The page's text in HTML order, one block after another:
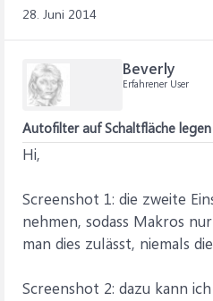
28. Juni 2014
Beverly
Erfahrener User
Autofilter auf Schaltfläche legen
Hi,
Screenshot 1: die zweite
nehmen, sodass Makros
man dies zulässt, niemals
Screenshot 2: dazu kann